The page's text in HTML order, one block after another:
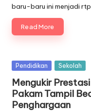
baru-baru ini menjadi
Read More
Posted
Pendidikan Sekolah
Mengukir
Pakam Tampil
Penghargaan